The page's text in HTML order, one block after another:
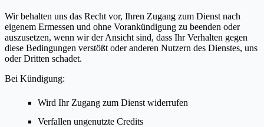
Wir behalten uns das Recht vor, Ihren Zugang zum Dienst nach
eigenem Ermessen und ohne Vorankündigung zu beenden oder
auszusetzen, wenn wir der Ansicht sind, dass Ihr Verhalten gegen
diese Bedingungen verstößt oder anderen Nutzern des Dienstes, uns
oder Dritten schadet.
Bei Kündigung:
Wird Ihr Zugang zum Dienst widerrufen
Verfallen ungenutzte Credits